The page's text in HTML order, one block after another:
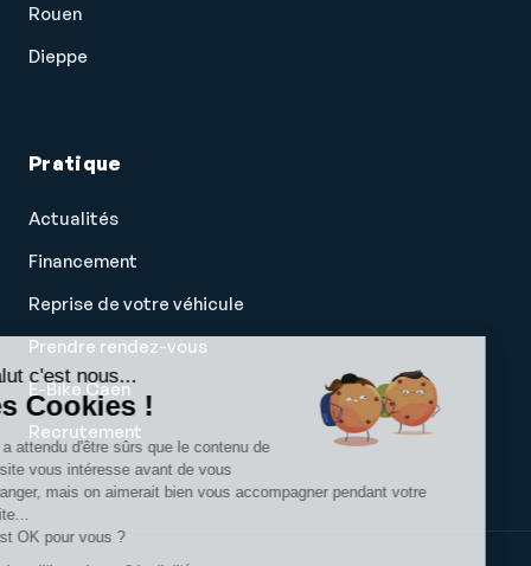
Rouen
Dieppe
Pratique
Actualités
Financement
Reprise de votre véhicule
Prendre rendez-vous
E-Bike Caen
Recrutement
Salut c'est nous...
les Cookies !
On a attendu d'être sûrs que le contenu de
ce site vous intéresse avant de vous
déranger, mais on aimerait bien vous accompagner pendant votre
C'est OK pour vous ?